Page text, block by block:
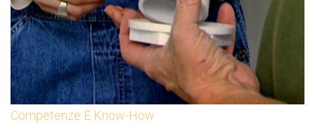
Competenze E Know-How